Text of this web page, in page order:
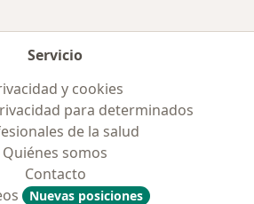
Servicio
y cookies
para determinados
de la salud
Quiénes somos
Contacto
Nuevas posiciones